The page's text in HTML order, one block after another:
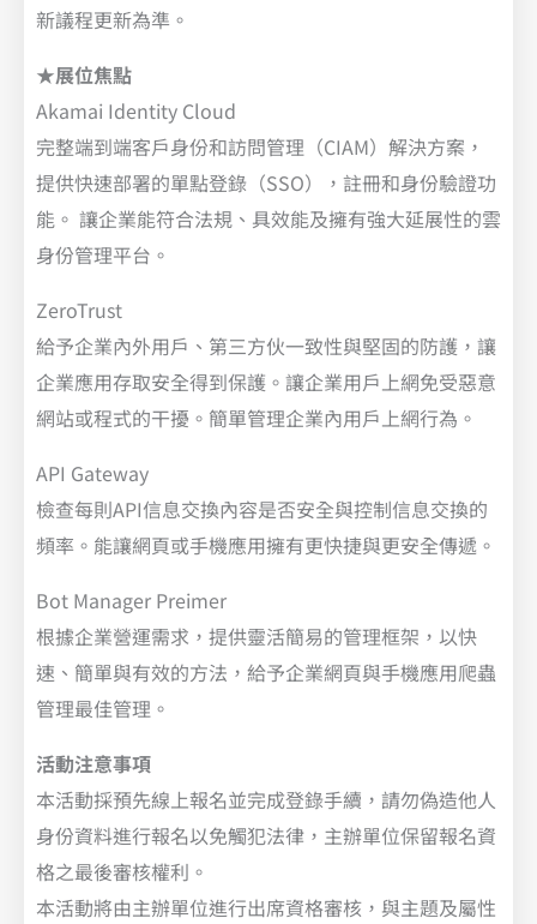
新議程更新為準。
★展位焦點
Akamai Identity Cloud
完整端到端客戶身份和訪問管理（CIAM）解決方案，
提供快速部署的單點登錄（SSO），註冊和身份驗證功
能。 讓企業能符合法規、具效能及擁有強大延展性的雲
身份管理平台。
ZeroTrust
給予企業內外用戶、第三方伙一致性與堅固的防護，讓
企業應用存取安全得到保護。讓企業用戶上網免受惡意
網站或程式的干擾。簡單管理企業內用戶上網行為。
API Gateway
檢查每則API信息交換內容是否安全與控制信息交換的
頻率。能讓網頁或手機應用擁有更快捷與更安全傳遞。
Bot Manager Preimer
根據企業營運需求，提供靈活簡易的管理框架，以快
速、簡單與有效的方法，給予企業網頁與手機應用爬蟲
管理最佳管理。
活動注意事項
本活動採預先線上報名並完成登錄手續，請勿偽造他人
身份資料進行報名以免觸犯法律，主辦單位保留報名資
格之最後審核權利。
本活動將由主辦單位進行出席資格審核，與主題及屬性